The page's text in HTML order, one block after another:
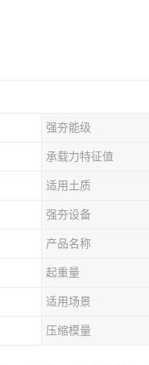
强夯能级
承载力特征值
适用土质
强夯设备
产品名称
起重量
适用场景
压缩模量